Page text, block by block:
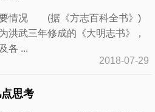
情况 (据《方志百科全书》)
洪武三年修成的《大明志书》，
各 ...
2018-07-29
思考